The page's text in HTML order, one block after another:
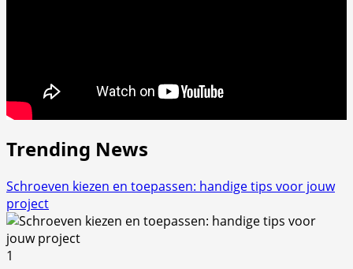
Trending News
Schroeven kiezen en toepassen: handige tips voor jouw
project
1